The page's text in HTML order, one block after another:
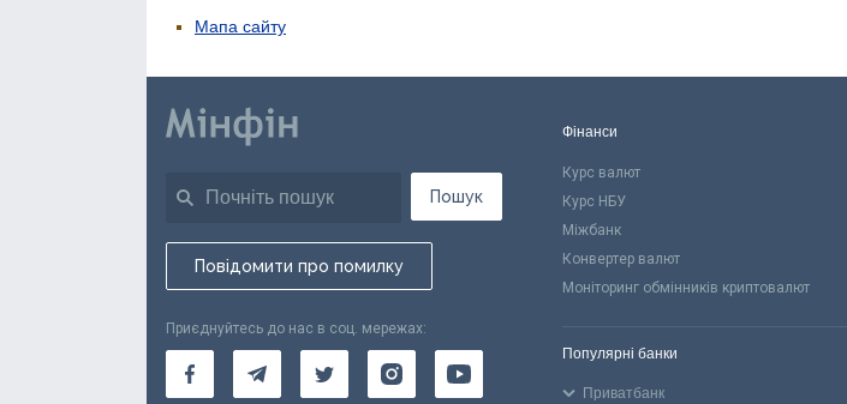
Мапа сайту
Пошук
Повідомити про помилку
Приєднуйтесь до нас в соц. мережах:
Фінанси
Курс валют
Курс НБУ
Міжбанк
Конвертер валют
Моніторинг обмінників криптовалют
Популярні банки
Приватбанк